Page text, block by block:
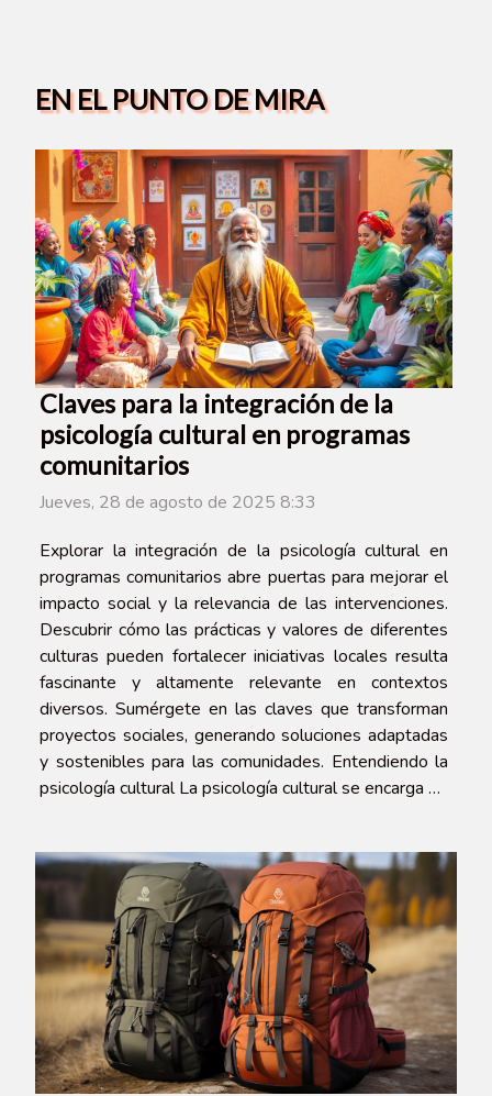
EN EL PUNTO DE MIRA
Claves para la integración de la
psicología cultural en programas
comunitarios
Jueves, 28 de agosto de 2025 8:33
Explorar la integración de la psicología cultural en
programas comunitarios abre puertas para mejorar el
impacto social y la relevancia de las intervenciones.
Descubrir cómo las prácticas y valores de diferentes
culturas pueden fortalecer iniciativas locales resulta
fascinante y altamente relevante en contextos
diversos. Sumérgete en las claves que transforman
proyectos sociales, generando soluciones adaptadas
y sostenibles para las comunidades. Entendiendo la
psicología cultural La psicología cultural se encarga de